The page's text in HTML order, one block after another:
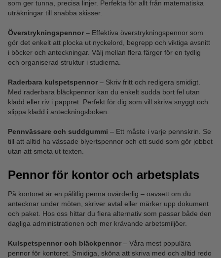
som ger tunna, precisa linjer. Perfekta för allt från matematiska
uträkningar till snabba skisser.
Överstrykningspennor – Effektiva överstrykningspennor som
gör det enkelt att plocka ut nyckelord, begrepp och viktiga avsnitt
i böcker och anteckningar. Välj mellan flera färger för en tydlig
och organiserad struktur i studierna.
Raderbara kulspetspennor – Skriv fritt och redigera smidigt.
Med raderbara bläckpennor kan du enkelt sudda bort fel utan
kladd eller riv i pappret. Perfekt för dig som vill skriva snyggt och
slippa kladd i anteckningsboken.
Pennvässare och suddgummi – Ett måste i varje pennskrin. Se
till att alltid ha vässade blyertspennor och ett sudd som gör jobbet
utan att smeta ut texten.
Pennor för kontor och arbetsplats
På kontoret är en pålitlig penna ovärderlig – oavsett om du
antecknar under möten, skriver avtal eller märker upp dokument
och paket. Hos oss hittar du flera alternativ som passar både den
dagliga administrationen och mer krävande arbetsmiljöer.
Kulspetspennor och bläckpennor – Våra mest populära
pennor för kontoret. Smidiga, sköna att skriva med och alltid redo